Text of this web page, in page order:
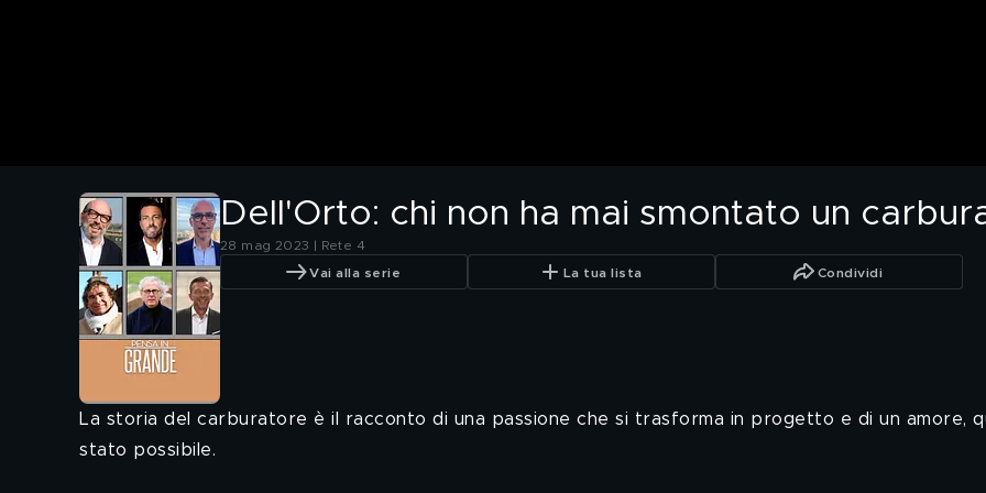
Dell'Orto: chi non ha mai smontato un
28 mag 2023 | Rete 4
Vai alla serie La tua lista Condividi
La storia del carburatore è il racconto di una passione che si trasforma in progetto e di un amore,
stato possibile.